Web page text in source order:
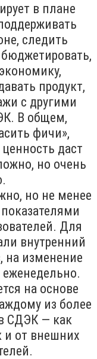
в плане
следить
бюджетировать,
продукт,
с другими
В общем,
фичи»,
даст
но очень
но не менее
Для
внутренний
на изменение
на основе
из более
СДЭК — как
и от внешних